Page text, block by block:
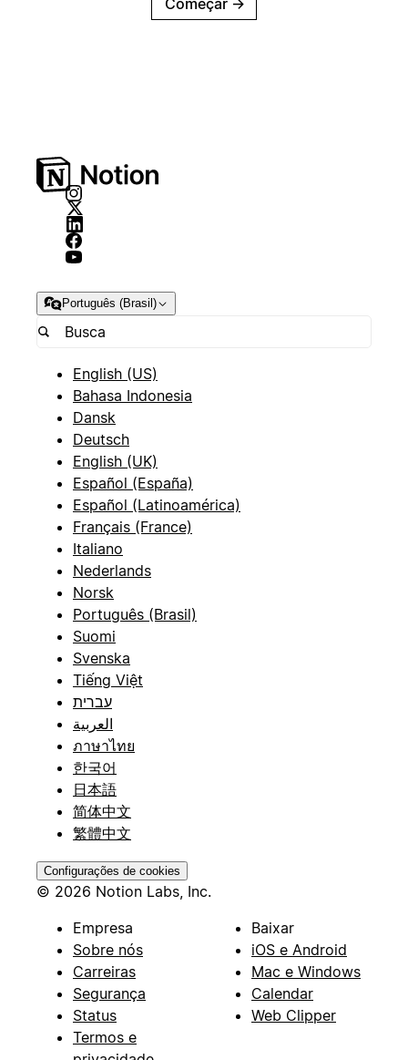
Português (Brasil)
English (US)
Bahasa Indonesia
Dansk
Deutsch
English (UK)
Español (España)
Español (Latinoamérica)
Français (France)
Italiano
Nederlands
Norsk
Português (Brasil)
Suomi
Svenska
Tiếng Việt
עברית
العربية
ภาษาไทย
한국어
日本語
简体中文
繁體中文
Configurações de cookies
© 2026 Notion Labs, Inc.
Empresa
Sobre nós
Carreiras
Segurança
Status
Termos e
Baixar
iOS e Android
Mac e Windows
Calendar
Web Clipper